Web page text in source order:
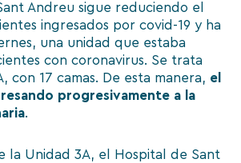
Andreu sigue reduciendo el
ingresados por covid-19 y ha
una unidad que estaba
con coronavirus. Se trata
con 17 camas. De esta manera, el
progresivamente a la
.
la Unidad 3A, el Hospital de Sant